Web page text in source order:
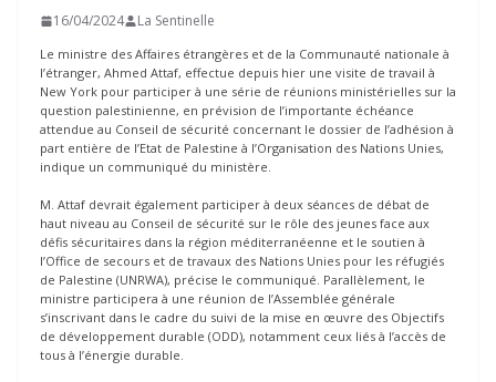
16/04/2024 La Sentinelle
Le ministre des Affaires étrangères et de la Communauté nationale à
l’étranger, Ahmed Attaf, effectue depuis hier une visite de travail à
New York pour participer à une série de réunions ministérielles sur la
question palestinienne, en prévision de l’importante échéance
attendue au Conseil de sécurité concernant le dossier de l’adhésion à
part entière de l’Etat de Palestine à l’Organisation des Nations Unies,
indique un communiqué du ministère.
M. Attaf devrait également participer à deux séances de débat de
haut niveau au Conseil de sécurité sur le rôle des jeunes face aux
défis sécuritaires dans la région méditerranéenne et le soutien à
l’Office de secours et de travaux des Nations Unies pour les réfugiés
de Palestine (UNRWA), précise le communiqué. Parallèlement, le
ministre participera à une réunion de l’Assemblée générale
s’inscrivant dans le cadre du suivi de la mise en œuvre des Objectifs
de développement durable (ODD), notamment ceux liés à l’accès de
tous à l’énergie durable.